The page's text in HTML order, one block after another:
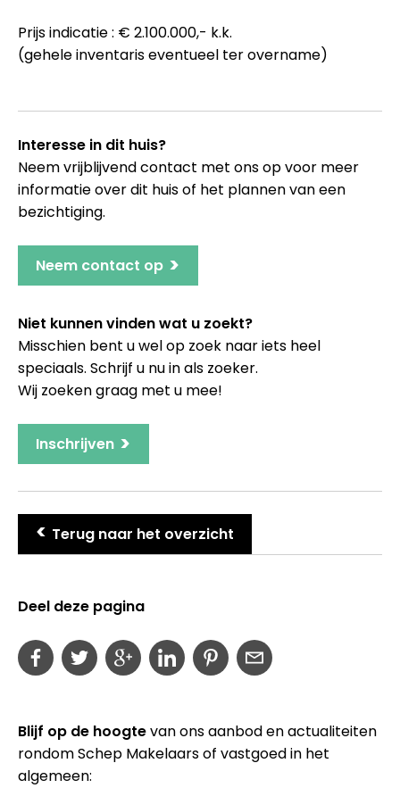
Prijs indicatie : € 2.100.000,- k.k.
(gehele inventaris eventueel ter overname)
Interesse in dit huis?
Neem vrijblijvend contact met ons op voor meer
informatie over dit huis of het plannen van een
bezichtiging.
Neem contact op >
Niet kunnen vinden wat u zoekt?
Misschien bent u wel op zoek naar iets heel
speciaals. Schrijf u nu in als zoeker.
Wij zoeken graag met u mee!
Inschrijven >
> Terug naar het overzicht
Deel deze pagina
Blijf op de hoogtevan ons aanbod en actualiteiten
rondom Schep Makelaars of vastgoed in het
algemeen: